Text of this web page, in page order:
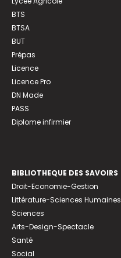
BTS
BTSA
BUT
Prépas
Licence
Licence Pro
DN Made
PASS
Diplome infirmier
BIBLIOTHEQUE DES SAVOIRS
Droit-Economie-Gestion
Littérature-Sciences Humaines
Sciences
Arts-Design-Spectacle
Santé
Social